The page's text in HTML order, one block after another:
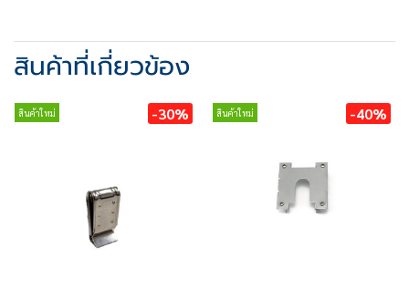
สินค้าที่เกี่ยวข้อง
สินค้าใหม่ -30% สินค้าใหม่ -40%